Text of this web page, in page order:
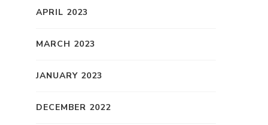
APRIL 2023
MARCH 2023
JANUARY 2023
DECEMBER 2022